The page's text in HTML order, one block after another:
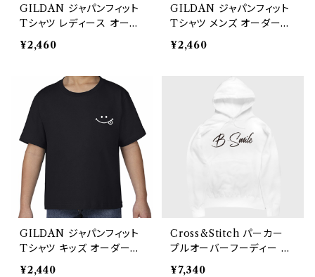
GILDAN ジャパンフィット
Tシャツ レディース オーダ
ーメイド
¥2,460
GILDAN ジャパンフィット
Tシャツ メンズ オーダーメ
イド
¥2,460
GILDAN ジャパンフィット
Tシャツ キッズ オーダーメ
イド
¥2,440
Cross&Stitch パーカー
プルオーバーフーディー オ
ーダーメイド
¥7,340